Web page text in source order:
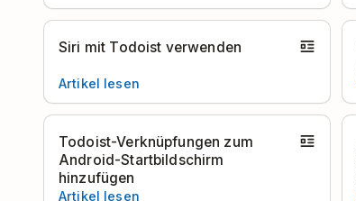
Siri mit Todoist verwenden
Artikel lesen
Todoist-Verknüpfungen zum
Android-Startbildschirm
hinzufügen
Artikel lesen